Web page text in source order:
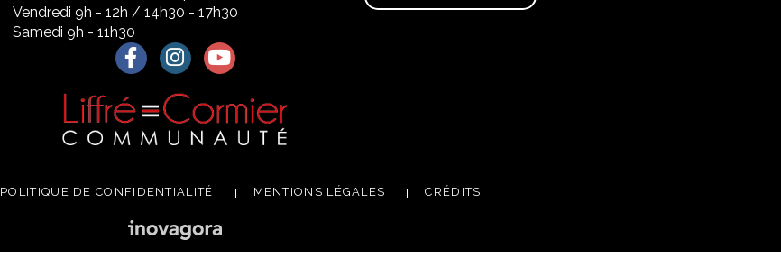
Vendredi 9h - 12h / 14h30 - 17h30
Samedi 9h - 11h30
Lien vers le compte Facebook
Lien vers le compte Instagram
Lien vers la chaîne Youtube
POLITIQUE DE CONFIDENTIALITÉ MENTIONS LÉGALES CRÉDITS